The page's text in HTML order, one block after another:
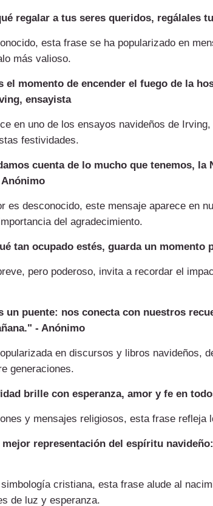
regalar a tus seres queridos, regálales
esta frase se ha popularizado en
más valioso.
el momento de encender el fuego de la
ensayista
en uno de los ensayos navideños de
festividades.
cuenta de lo mucho que tenemos, la
es desconocido, este mensaje aparece en
del agradecimiento.
tan ocupado estés, guarda un momento
pero poderoso, invita a recordar el
un puente: nos conecta con nuestros
- Anónimo
en discursos y libros navideños,
generaciones.
brille con esperanza, amor y fe en
y mensajes religiosos, esta frase refleja
representación del espíritu
cristiana, esta frase alude al
de luz y esperanza.